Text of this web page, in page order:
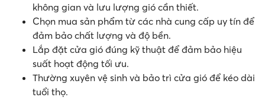
không gian và lưu lượng gió cần thiết.
Chọn mua sản phẩm từ các nhà cung cấp uy tín để
đảm bảo chất lượng và độ bền.
Lắp đặt cửa gió đúng kỹ thuật để đảm bảo hiệu
suất hoạt động tối ưu.
Thường xuyên vệ sinh và bảo trì cửa gió để kéo dài
tuổi thọ.